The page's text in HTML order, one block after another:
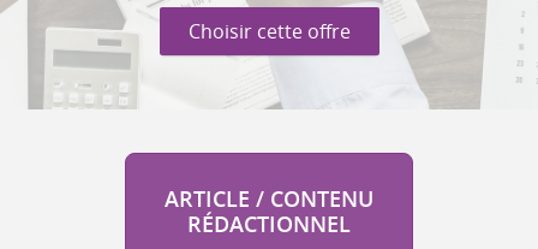
Choisir cette offre
ARTICLE / CONTENU
RÉDACTIONNEL